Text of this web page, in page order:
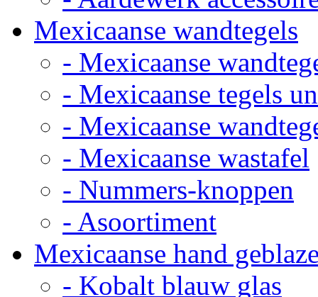
Mexicaanse wandtegels
- Mexicaanse
- Mexicaanse tegels
- Mexicaanse
- Mexicaanse wastafel
- Nummers-knoppen
- Asoortiment
Mexicaanse hand
- Kobalt blauw glas